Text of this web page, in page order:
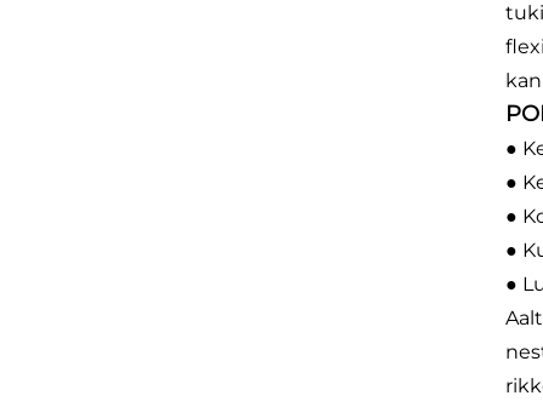
●
●
●
●
●